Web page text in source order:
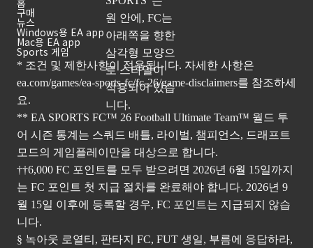
구매
뉴스
Windows용 EA app
Mac용 EA app
Sports 게임
* 조건 및 제한사항이 적용됩니다. 자세한 사항은
ea.com/games/ea-sports-fc/fc-26/game-disclaimers를 참조하세
요.
** EA SPORTS FC™ 26 Football Ultimate Team™ 월드 투
어 시즌 통계는 스쿼드 배틀, 라이벌, 챔피언스, 드래프트
모드의 게임플레이만을 대상으로 합니다.
††6,000 FC 포인트를 모두 받으려면 2026년 6월 15일까지
는 FC 포인트 첫 지급 절차를 완료해야 합니다. 2026년 9
월 15일 이후에 등록할 경우, FC 포인트는 지급되지 않습
니다.
§ 녹아웃 로열티, 판타지 FC, FUT 생일, 부름에 응답하라,